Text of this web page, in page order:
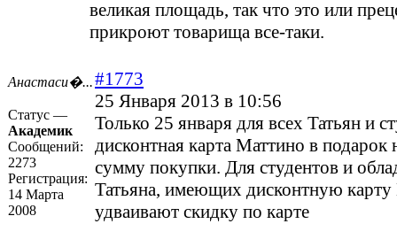
великая площадь, так что это или
прикроют товарища все-таки.
Анастаси�...
Статус —
Академик
Сообщений:
2273
Регистрация:
14 Марта
2008
#1773
25 Января 2013 в 10:56
Только 25 января для всех Татьян и
дисконтная карта Маттино в
сумму покупки. Для студентов и
Татьяна, имеющих дисконтную
удваивают скидку по карте